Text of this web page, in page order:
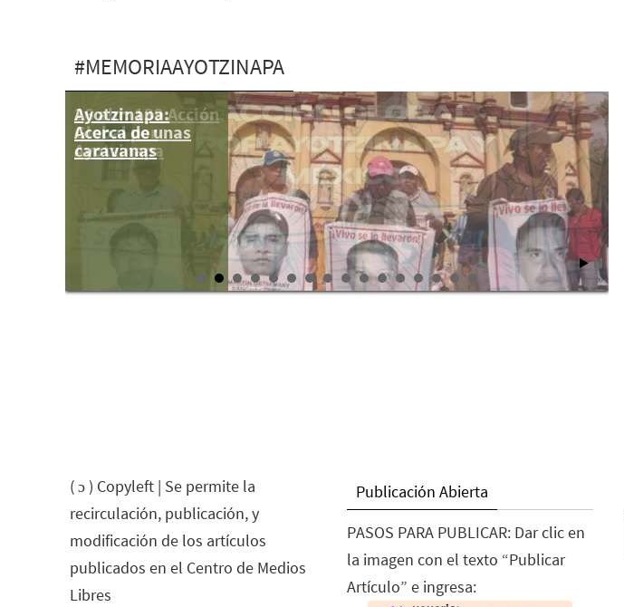
#MEMORIAAYOTZINAPA
Ayotzinapa:
Acerca de unas
caravanas
26 abr: 139 Acción
Global por
Ayotzinapa
( ɔ ) Copyleft | Se permite la
recirculación, publicación, y
modificación de los artículos
publicados en el Centro de Medios
Libres
Publicación Abierta
PASOS PARA PUBLICAR: Dar clic en
la imagen con el texto “Publicar
Artículo” e ingresa: